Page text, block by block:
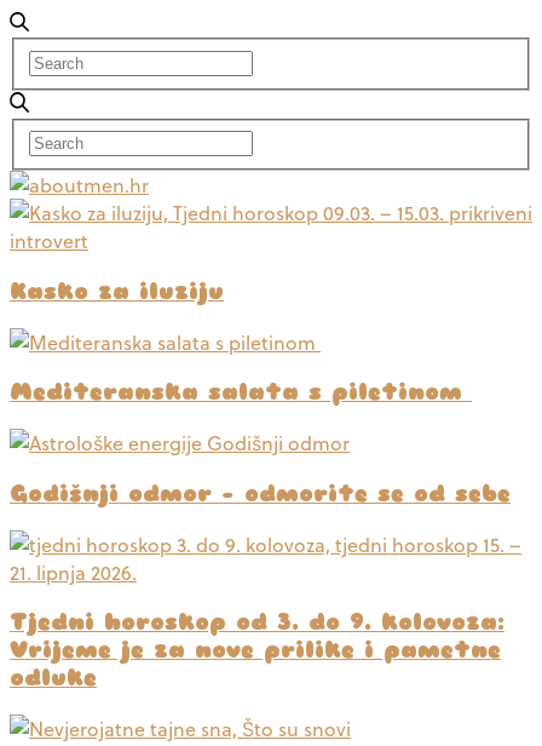
Kasko za iluziju
Mediteranska salata s piletinom
Godišnji odmor – odmorite se od sebe
Tjedni horoskop od 3. do 9. kolovoza:
Vrijeme je za nove prilike i pametne
odluke